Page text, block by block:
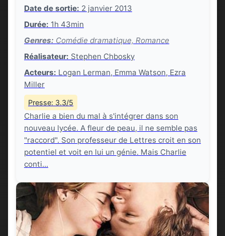
Date de sortie: 2 janvier 2013
Durée: 1h 43min
Genres: Comédie dramatique, Romance
Réalisateur: Stephen Chbosky
Acteurs: Logan Lerman, Emma Watson, Ezra
Miller
Presse: 3.3/5
Charlie a bien du mal à s'intégrer dans son
nouveau lycée. A fleur de peau, il ne semble pas
"raccord". Son professeur de Lettres croit en son
potentiel et voit en lui un génie. Mais Charlie
conti...